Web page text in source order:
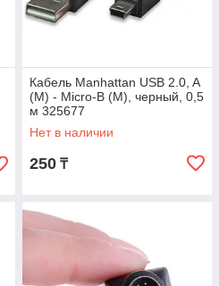
Кабель Manhattan USB 2.0, A
(M) - Micro-B (M), черный, 0,5
м 325677
Нет в наличии
250 ₸